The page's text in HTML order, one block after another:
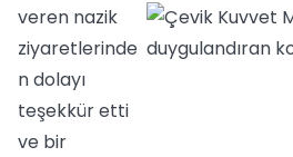
veren nazik
ziyaretlerinde
n dolayı
teşekkür etti
ve bir